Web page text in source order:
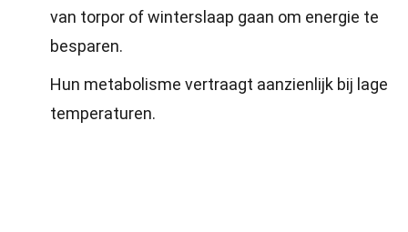
van torpor of winterslaap gaan om energie te
besparen.
Hun metabolisme vertraagt aanzienlijk bij lage
temperaturen.